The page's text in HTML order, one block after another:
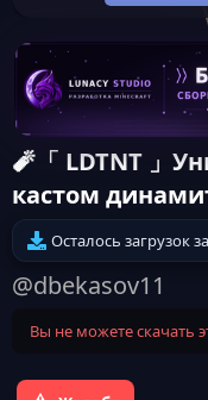
🧨「 LDTNT 」
кастом
Осталось загрузок
@dbekasov11
Вы не можете скачать